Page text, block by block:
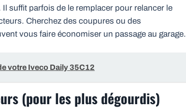
suffit parfois de le remplacer pour relancer le
Cherchez des coupures ou des
vous faire économiser un passage au garage.
votre Iveco Daily 35C12
(pour les plus dégourdis)